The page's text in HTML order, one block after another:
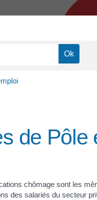
de Pôle
chômage sont les
des salariés du secteur